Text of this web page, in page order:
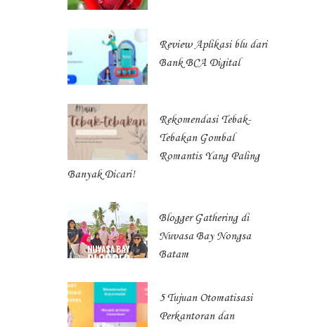
Review Aplikasi blu dari
Bank BCA Digital
Rekomendasi Tebak-
Tebakan Gombal
Romantis Yang Paling
Banyak Dicari!
Blogger Gathering di
Nuvasa Bay Nongsa
Batam
5 Tujuan Otomatisasi
Perkantoran dan